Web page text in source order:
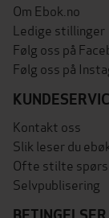
Om Ebok.no
Ledige stillinger
Følg oss på
Følg oss på
Kontakt oss
Slik leser du
Ofte stilte
Selvpublisering